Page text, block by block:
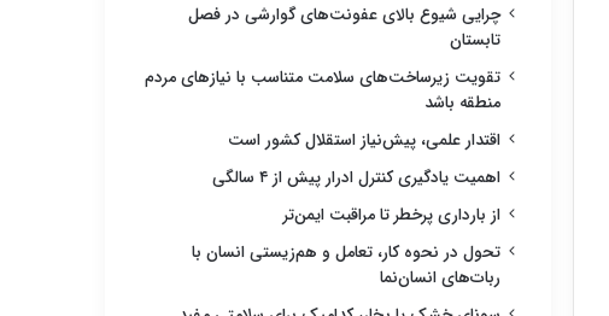
چرایی شیوع بالای عفونت‌های گوارشی در فصل
تابستان
تقویت زیرساخت‌های سلامت متناسب با نیازهای مردم
منطقه باشد
اقتدار علمی، پیش‌نیاز استقلال کشور است
اهمیت یادگیری کنترل ادرار پیش از ۴ سالگی
از بارداری پرخطر تا مراقبت ایمن‌تر
تحول در نحوه کار، تعامل و هم‌زیستی انسان با
ربات‌های انسان‌نما